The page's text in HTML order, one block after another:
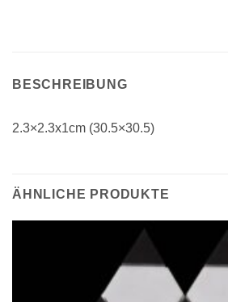
BESCHREIBUNG
2.3×2.3x1cm (30.5×30.5)
ÄHNLICHE PRODUKTE